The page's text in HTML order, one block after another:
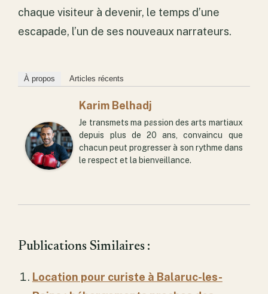
chaque visiteur à devenir, le temps d’une
escapade, l’un de ses nouveaux narrateurs.
À propos Articles récents
Karim Belhadj
Je transmets ma passion des arts martiaux
depuis plus de 20 ans, convaincu que
chacun peut progresser à son rythme dans
le respect et la bienveillance.
Publications Similaires :
Location pour curiste à Balaruc-les-